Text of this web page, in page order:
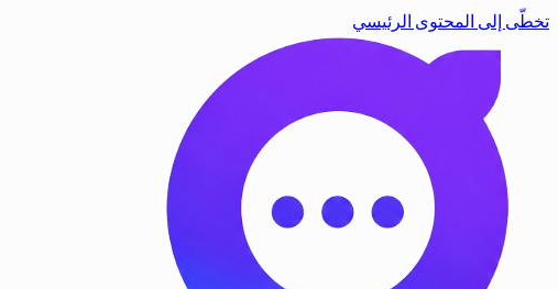
تخطّى إلى المحتوى الرئيسي